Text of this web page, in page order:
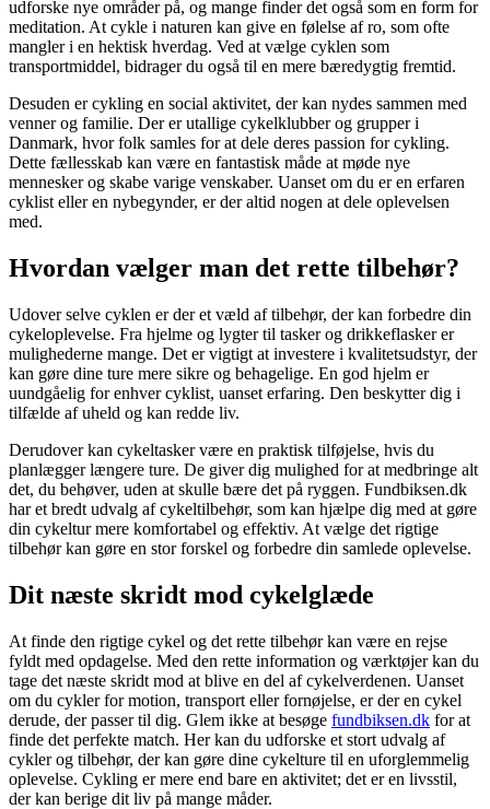
udforske nye områder på, og mange finder det også som en form for
meditation. At cykle i naturen kan give en følelse af ro, som ofte
mangler i en hektisk hverdag. Ved at vælge cyklen som
transportmiddel, bidrager du også til en mere bæredygtig fremtid.
Desuden er cykling en social aktivitet, der kan nydes sammen med
venner og familie. Der er utallige cykelklubber og grupper i
Danmark, hvor folk samles for at dele deres passion for cykling.
Dette fællesskab kan være en fantastisk måde at møde nye
mennesker og skabe varige venskaber. Uanset om du er en erfaren
cyklist eller en nybegynder, er der altid nogen at dele oplevelsen
med.
Hvordan vælger man det rette tilbehør?
Udover selve cyklen er der et væld af tilbehør, der kan forbedre din
cykeloplevelse. Fra hjelme og lygter til tasker og drikkeflasker er
mulighederne mange. Det er vigtigt at investere i kvalitetsudstyr, der
kan gøre dine ture mere sikre og behagelige. En god hjelm er
uundgåelig for enhver cyklist, uanset erfaring. Den beskytter dig i
tilfælde af uheld og kan redde liv.
Derudover kan cykeltasker være en praktisk tilføjelse, hvis du
planlægger længere ture. De giver dig mulighed for at medbringe alt
det, du behøver, uden at skulle bære det på ryggen. Fundbiksen.dk
har et bredt udvalg af cykeltilbehør, som kan hjælpe dig med at gøre
din cykeltur mere komfortabel og effektiv. At vælge det rigtige
tilbehør kan gøre en stor forskel og forbedre din samlede oplevelse.
Dit næste skridt mod cykelglæde
At finde den rigtige cykel og det rette tilbehør kan være en rejse
fyldt med opdagelse. Med den rette information og værktøjer kan du
tage det næste skridt mod at blive en del af cykelverdenen. Uanset
om du cykler for motion, transport eller fornøjelse, er der en cykel
derude, der passer til dig. Glem ikke at besøge fundbiksen.dk for at
finde det perfekte match. Her kan du udforske et stort udvalg af
cykler og tilbehør, der kan gøre dine cykelture til en uforglemmelig
oplevelse. Cykling er mere end bare en aktivitet; det er en livsstil,
der kan berige dit liv på mange måder.